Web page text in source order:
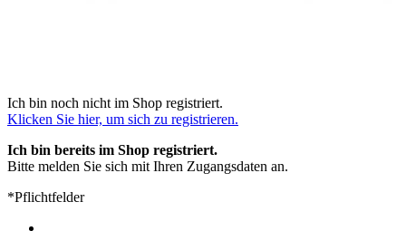
Ich bin noch nicht im Shop registriert.
Klicken Sie hier, um sich zu registrieren.
Ich bin bereits im Shop registriert.
Bitte melden Sie sich mit Ihren Zugangsdaten an.
*Pflichtfelder